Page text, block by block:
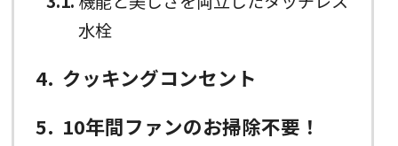
水栓
4 クッキングコンセント
5
10年間ファンのお掃除不要！